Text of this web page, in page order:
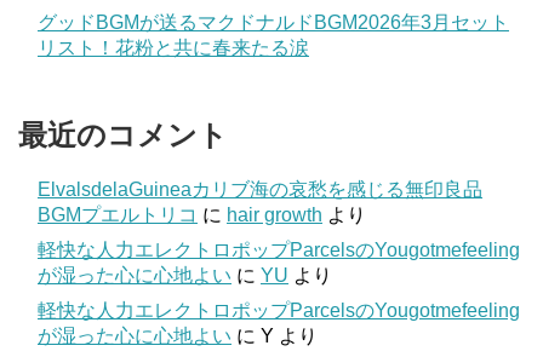
グッドBGMが送るマクドナルドBGM2026年3月セット
リスト！花粉と共に春来たる涙
最近のコメント
ElvalsdelaGuineaカリブ海の哀愁を感じる無印良品
BGMプエルトリコ に hair growth より
軽快な人力エレクトロポップParcelsのYougotmefeeling
が湿った心に心地よい に YU より
軽快な人力エレクトロポップParcelsのYougotmefeeling
が湿った心に心地よい に Y より